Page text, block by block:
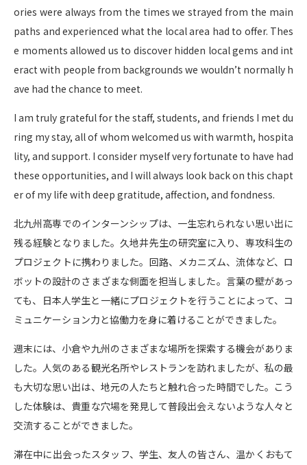
ories were always from the times we strayed from the main
paths and experienced what the local area had to offer. Thes
e moments allowed us to discover hidden local gems and int
eract with people from backgrounds we wouldn’t normally h
ave had the chance to meet.
I am truly grateful for the staff, students, and friends I met du
ring my stay, all of whom welcomed us with warmth, hospita
lity, and support. I consider myself very fortunate to have had
these opportunities, and I will always look back on this chapt
er of my life with deep gratitude, affection, and fondness.
北九州高専でのインターンシップは、一生忘れられない思い出に
残る経験となりました。久地井先生の研究室に入り、専攻科生の
プロジェクトに携わりました。回路、メカニズム、流体など、ロ
ボットの設計のさまざまな側面を担当しました。言葉の壁があっ
ても、日本人学生と一緒にプロジェクトを行うことによって、コ
ミュニケーション力と協働力を身に着けることができました。
週末には、小倉や九州のさまざまな場所を探索する機会がありま
した。人気のある観光名所やレストランを訪れましたが、私の最
も大切な思い出は、地元の人たちと触れ合った時間でした。こう
した体験は、貴重な穴場を発見して普段出会えないような人々と
交流することができました。
滞在中に出会ったスタッフ、学生、友人の皆さん、温かくおもて